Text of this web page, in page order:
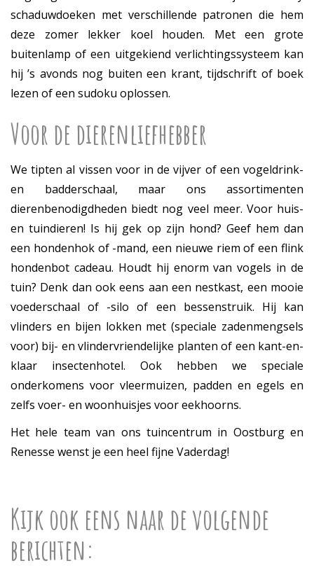
schaduwdoeken met verschillende patronen die hem
deze zomer lekker koel houden. Met een grote
buitenlamp of een uitgekiend verlichtingssysteem kan
hij ’s avonds nog buiten een krant, tijdschrift of boek
lezen of een sudoku oplossen.
Voor de dierenliefhebber
We tipten al vissen voor in de vijver of een vogeldrink-
en badderschaal, maar ons assortimenten
dierenbenodigdheden biedt nog veel meer. Voor huis-
en tuindieren! Is hij gek op zijn hond? Geef hem dan
een hondenhok of -mand, een nieuwe riem of een flink
hondenbot cadeau. Houdt hij enorm van vogels in de
tuin? Denk dan ook eens aan een nestkast, een mooie
voederschaal of -silo of een bessenstruik. Hij kan
vlinders en bijen lokken met (speciale zadenmengsels
voor) bij- en vlindervriendelijke planten of een kant-en-
klaar insectenhotel. Ook hebben we speciale
onderkomens voor vleermuizen, padden en egels en
zelfs voer- en woonhuisjes voor eekhoorns.
Het hele team van ons tuincentrum in Oostburg en
Renesse wenst je een heel fijne Vaderdag!
Kijk ook eens naar de volgende
berichten: